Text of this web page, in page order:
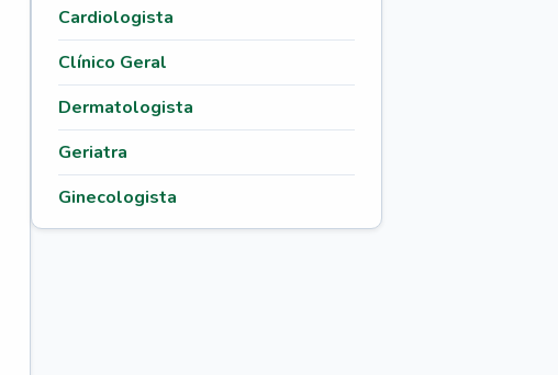
Cardiologista
Clínico Geral
Dermatologista
Geriatra
Ginecologista